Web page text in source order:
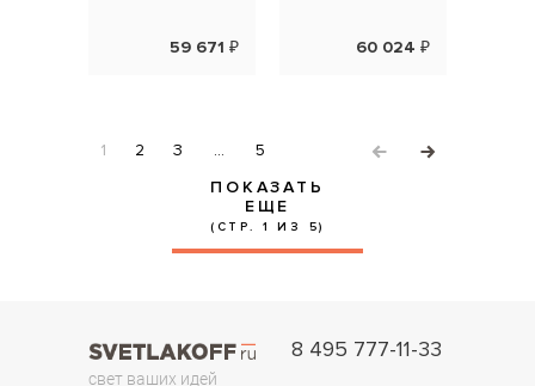
59 671 ₽ 60 024 ₽
1 2 3 ...
5
ПОКАЗАТЬ
ЕЩЕ
(СТР. 1 ИЗ 5)
свет ваших идей
8 495 777-11-33